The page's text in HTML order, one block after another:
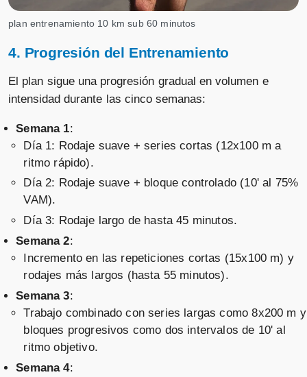
plan entrenamiento 10 km sub 60 minutos
4. Progresión del Entrenamiento
El plan sigue una progresión gradual en volumen e
intensidad durante las cinco semanas:
Semana 1:
Día 1: Rodaje suave + series cortas (12x100 m a
ritmo rápido).
Día 2: Rodaje suave + bloque controlado (10' al 75%
VAM).
Día 3: Rodaje largo de hasta 45 minutos.
Semana 2:
Incremento en las repeticiones cortas (15x100 m) y
rodajes más largos (hasta 55 minutos).
Semana 3:
Trabajo combinado con series largas como 8x200 m y
bloques progresivos como dos intervalos de 10' al
ritmo objetivo.
Semana 4: